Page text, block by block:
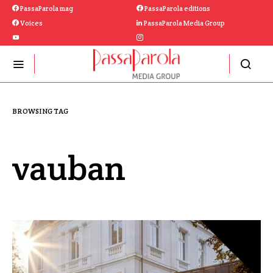
PassaParola mag
PassaParola editions
Voices
PassaParola Media Group
BROWSING TAG
vauban